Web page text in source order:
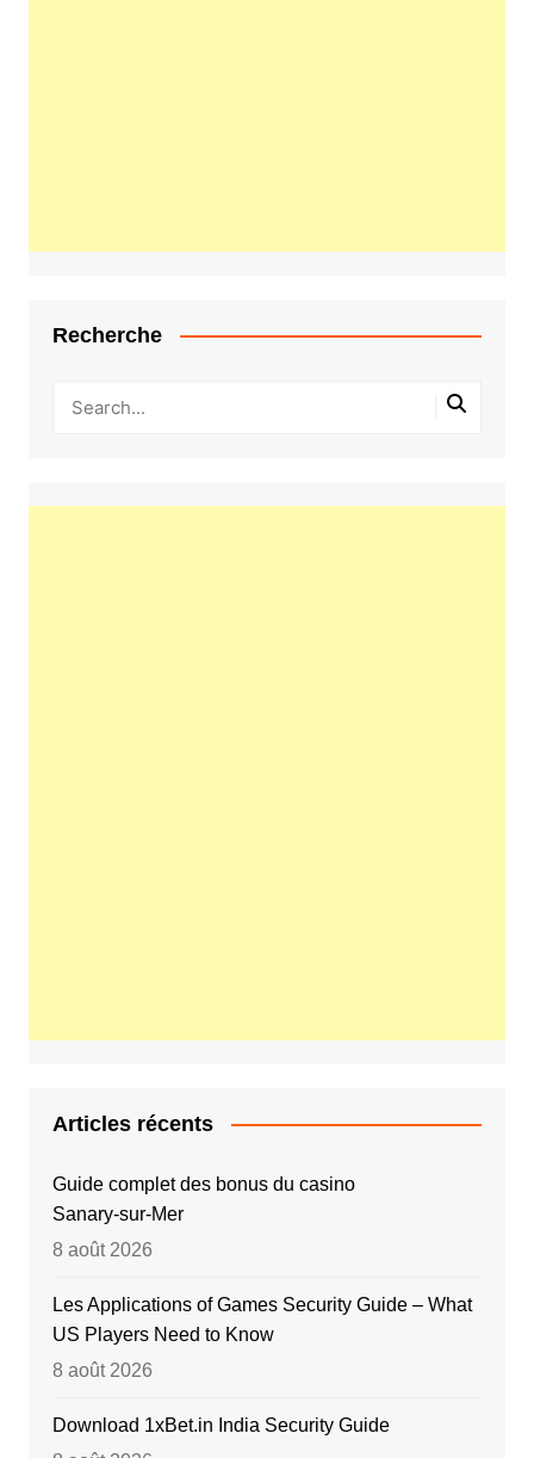
Recherche
Articles récents
Guide complet des bonus du casino
Sanary‑sur‑Mer
8 août 2026
Les Applications of Games Security Guide – What
US Players Need to Know
8 août 2026
Download 1xBet.in India Security Guide